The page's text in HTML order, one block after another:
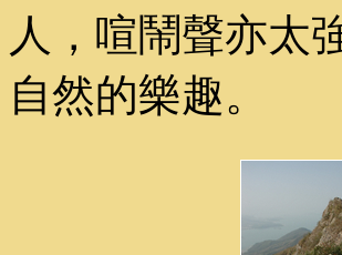
人，喧鬧聲亦太
自然的樂趣。